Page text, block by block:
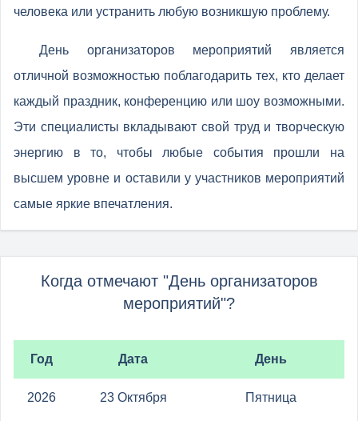
человека или устранить любую возникшую проблему.
День организаторов мероприятий является
отличной возможностью поблагодарить тех, кто делает
каждый праздник, конференцию или шоу возможными.
Эти специалисты вкладывают свой труд и творческую
энергию в то, чтобы любые события прошли на
высшем уровне и оставили у участников мероприятий
самые яркие впечатления.
Когда отмечают "День организаторов
мероприятий"?
Год Дата День
2026 23 Октября Пятница